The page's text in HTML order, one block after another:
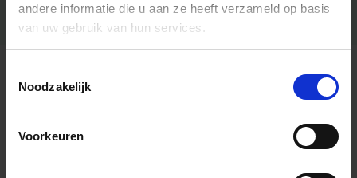
andere informatie die u aan ze heeft verzameld op basis
van uw gebruik van hun services.
Noodzakelijk
Voorkeuren
Algemene informatie